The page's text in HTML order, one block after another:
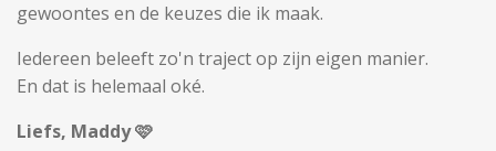
gewoontes en de keuzes die ik maak.
Iedereen beleeft zo'n traject op zijn eigen manier.
En dat is helemaal oké.
Liefs, Maddy 🩷